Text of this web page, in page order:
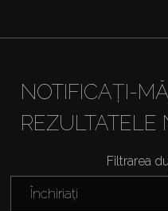
NOTIFICAȚI-
REZULTATELE
Filtrarea
Închiriați